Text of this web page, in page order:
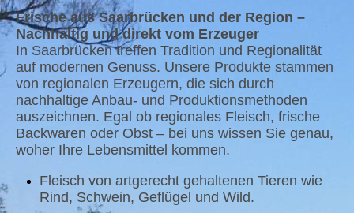
Frische aus Saarbrücken und der Region –
Nachhaltig und direkt vom Erzeuger
In Saarbrücken treffen Tradition und Regionalität
auf modernen Genuss. Unsere Produkte stammen
von regionalen Erzeugern, die sich durch
nachhaltige Anbau- und Produktionsmethoden
auszeichnen. Egal ob regionales Fleisch, frische
Backwaren oder Obst – bei uns wissen Sie genau,
woher Ihre Lebensmittel kommen.
Fleisch von artgerecht gehaltenen Tieren wie
Rind, Schwein, Geflügel und Wild.